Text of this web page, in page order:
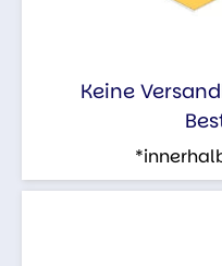
Keine